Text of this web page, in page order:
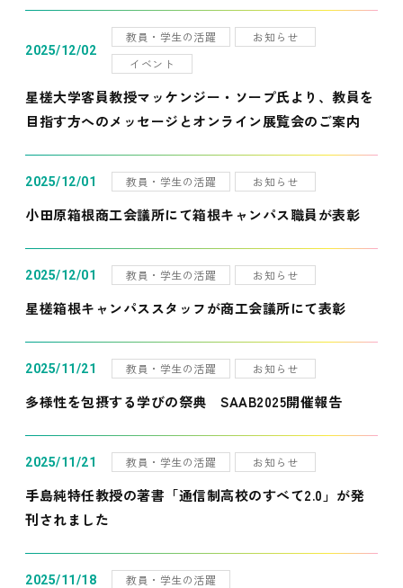
2025/12/02
教員・学生の活躍
お知らせ
イベント
星槎大学客員教授マッケンジー・ソープ氏より、教員を
目指す方へのメッセージとオンライン展覧会のご案内
2025/12/01 教員・学生の活躍 お知らせ
小田原箱根商工会議所にて箱根キャンパス職員が表彰
2025/12/01 教員・学生の活躍 お知らせ
星槎箱根キャンパススタッフが商工会議所にて表彰
2025/11/21 教員・学生の活躍 お知らせ
多様性を包摂する学びの祭典 SAAB2025開催報告
2025/11/21 教員・学生の活躍 お知らせ
手島純特任教授の著書「通信制高校のすべて2.0」が発
刊されました
2025/11/18 教員・学生の活躍